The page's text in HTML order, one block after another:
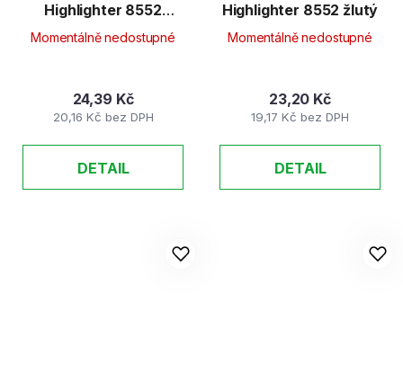
Highlighter 8552
zelený
Momentálně nedostupné
20,16 Kč bez DPH
24,39 Kč
DETAIL
Highlighter 8552 žlutý
Momentálně nedostupné
19,17 Kč bez DPH
23,20 Kč
DETAIL